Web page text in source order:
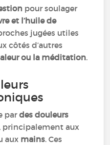
pour soulager
et l’huile de
jugées utiles
côtés d’autres
ou la méditation.
par des douleurs
, principalement aux
aux mains. Ces